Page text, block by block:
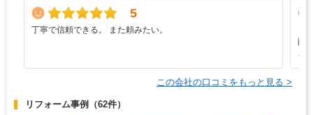
5
丁寧で信頼できる。 また頼みたい。
配
さ
この会社の口コミをもっと見る >
リフォーム事例 （62件）